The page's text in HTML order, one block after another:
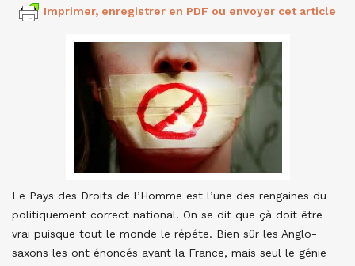
Imprimer, enregistrer en PDF ou envoyer cet article
Le Pays des Droits de l’Homme est l’une des rengaines du
politiquement correct national. On se dit que çà doit être
vrai puisque tout le monde le répéte. Bien sûr les Anglo-
saxons les ont énoncés avant la France, mais seul le génie